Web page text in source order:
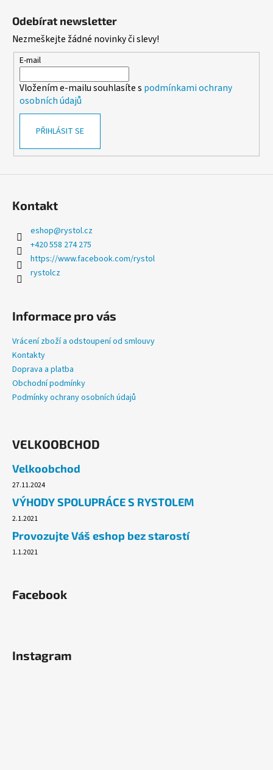
Odebírat newsletter
Nezmeškejte žádné novinky či slevy!
E-mail
Vložením e-mailu souhlasíte s podmínkami ochrany
osobních údajů
PŘIHLÁSIT SE
Kontakt
eshop@rystol.cz
+420 558 274 275
https://www.facebook.com/rystol
rystolcz
Informace pro vás
Vrácení zboží a odstoupení od smlouvy
Kontakty
Doprava a platba
Obchodní podmínky
Podmínky ochrany osobních údajů
VELKOOBCHOD
Velkoobchod
27.11.2024
VÝHODY SPOLUPRÁCE S RYSTOLEM
2.1.2021
Provozujte Váš eshop bez starostí
1.1.2021
Facebook
Instagram